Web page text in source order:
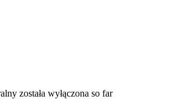
została wyłączona so far